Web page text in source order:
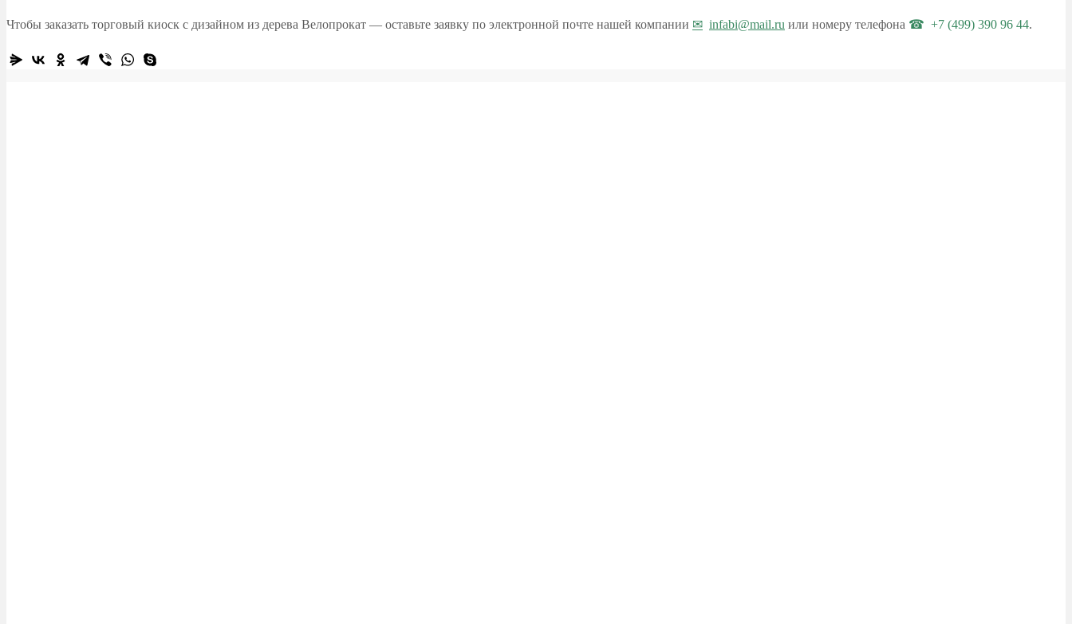
Чтобы заказать торговый киоск с дизайном из дерева Велопрокат — оставьте заявку по электронной почте нашей компании infabi@mail.ru или номеру телефона +7 (499) 390 96 44.